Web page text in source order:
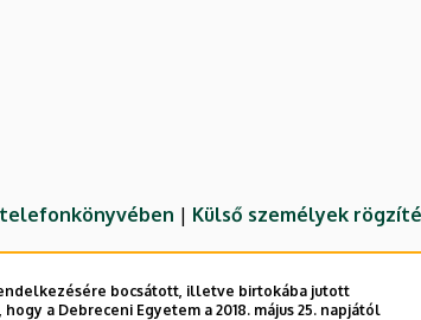
| Külső személyek
bocsátott, illetve birtokába jutott
a Debreceni Egyetem a 2018. május 25. napjától